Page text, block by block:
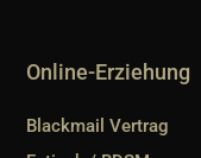
Online-Erziehung
Blackmail Vertrag